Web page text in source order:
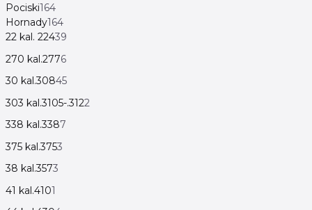
Pociski164
Hornady164
22 kal. 22439
270 kal.2776
30 kal.30845
303 kal.3105-.3122
338 kal.3387
375 kal.3753
38 kal.3573
41 kal.4101